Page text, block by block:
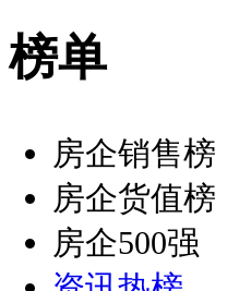
榜单
房企销售榜
房企货值榜
房企500强